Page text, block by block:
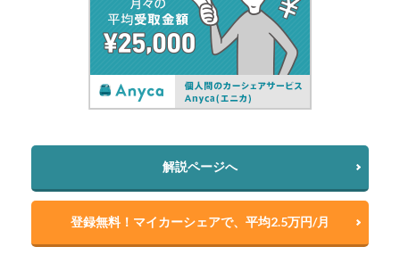
解説ページへ
登録無料！マイカーシェアで、平均2.5万円/月